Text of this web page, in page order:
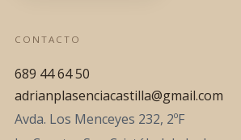
CONTACTO
689 44 64 50
adrianplasenciacastilla@gmail.com
Avda. Los Menceyes 232, 2ºF